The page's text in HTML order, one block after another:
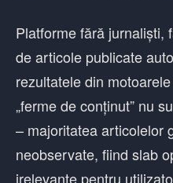
Platforme fără jurnaliști,
de articole publicate
rezultatele din
„ferme de conținut” nu
– majoritatea articolelor
neobservate, fiind slab
irelevante pentru